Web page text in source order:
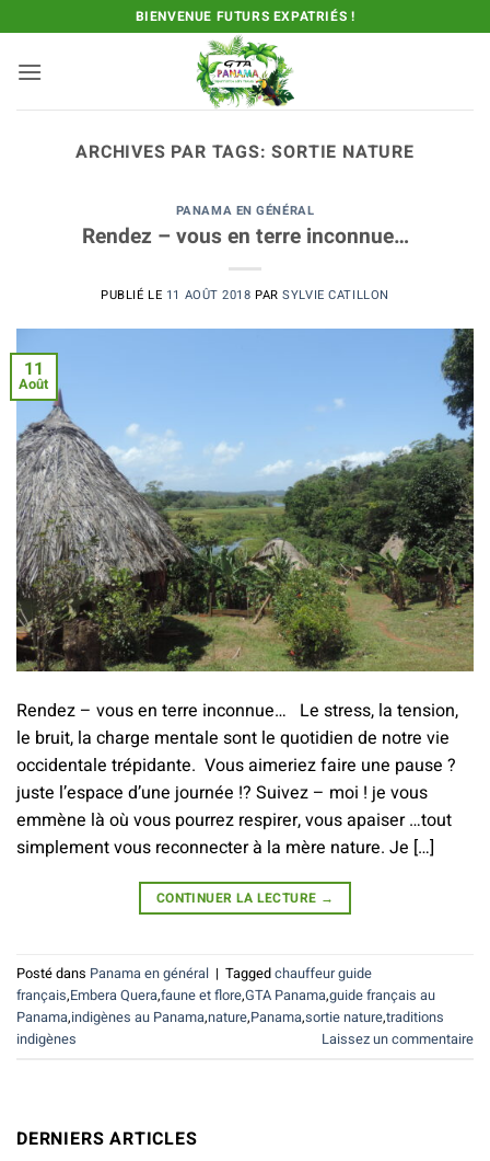
au
contenu
BIENVENUE FUTURS EXPATRIÉS !
ARCHIVES PAR TAGS:SORTIE NATURE
PANAMA EN GÉNÉRAL
Rendez – vous en terre inconnue…
PUBLIÉ LE 11 AOÛT 2018 PARSYLVIE CATILLON
11
Août
Rendez – vous en terre inconnue… Le stress, la tension,
le bruit, la charge mentale sont le quotidien de notre vie
occidentale trépidante. Vous aimeriez faire une pause ?
juste l’espace d’une journée !? Suivez – moi ! je vous
emmène là où vous pourrez respirer, vous apaiser …tout
simplement vous reconnecter à la mère nature. Je […]
CONTINUER LA LECTURE →
Posté dans Panama en général | Taggedchauffeur guide
français,Embera Quera,faune et flore,GTA Panama,guide français au
Panama,indigènes au Panama,nature,Panama,sortie nature,traditions
indigènes
Laissez un commentaire
DERNIERS ARTICLES